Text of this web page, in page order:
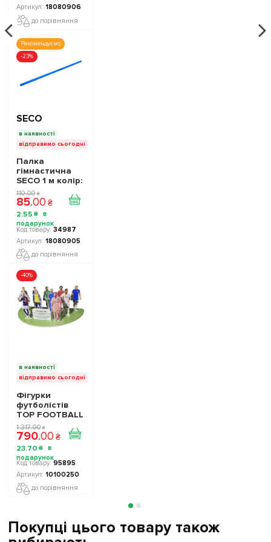
18080906
до порівняння
Рекомендуємо
-23%
SECO
в наявності
відправимо сьогодні
Палка
гімнастична
SECO 1 м колір:
синій
110.00 ₴
85.00 ₴
2.55 ₴
34987
18080905
до порівняння
-40%
в наявності
відправимо сьогодні
Фігурки
футболістів
TOP FOOTBALL
STARS - Набір
The Football
Stars
Collection 1
10100250
1 317.00 ₴
790.00 ₴
23.70 ₴
95895
10100250
до порівняння
Покупці цього товару також